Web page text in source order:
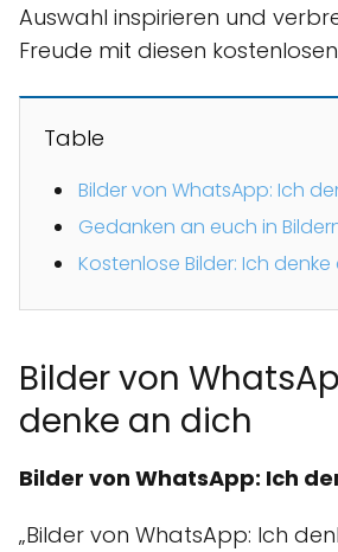
Auswahl inspirieren und
Freude mit diesen
Table
Bilder von WhatsApp: Ich
Gedanken an euch in
Kostenlose Bilder: Ich
Bilder von
denke an dich
Bilder von WhatsApp: Ich
„Bilder von WhatsApp: Ich